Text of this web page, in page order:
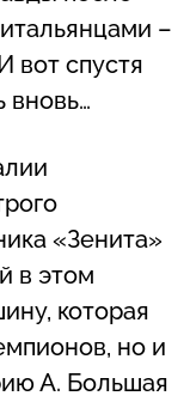
–
вот спустя
вновь…
«Зенита»
в этом
которая
но и
А. Большая